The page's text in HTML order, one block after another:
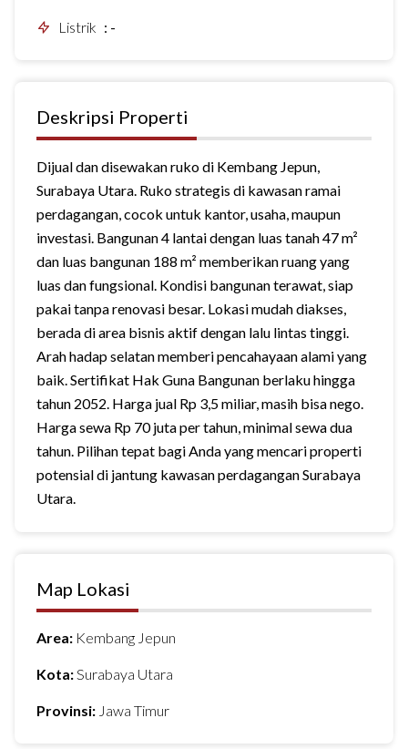
Listrik : -
Deskripsi Properti
Dijual dan disewakan ruko di Kembang Jepun,
Surabaya Utara. Ruko strategis di kawasan ramai
perdagangan, cocok untuk kantor, usaha, maupun
investasi. Bangunan 4 lantai dengan luas tanah 47 m²
dan luas bangunan 188 m² memberikan ruang yang
luas dan fungsional. Kondisi bangunan terawat, siap
pakai tanpa renovasi besar. Lokasi mudah diakses,
berada di area bisnis aktif dengan lalu lintas tinggi.
Arah hadap selatan memberi pencahayaan alami yang
baik. Sertifikat Hak Guna Bangunan berlaku hingga
tahun 2052. Harga jual Rp 3,5 miliar, masih bisa nego.
Harga sewa Rp 70 juta per tahun, minimal sewa dua
tahun. Pilihan tepat bagi Anda yang mencari properti
potensial di jantung kawasan perdagangan Surabaya
Utara.
Map Lokasi
Area: Kembang Jepun
Kota:Surabaya Utara
Provinsi: Jawa Timur